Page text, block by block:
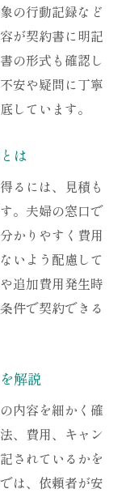
の行動記録など
が契約書に明記
の形式も確認し
安や疑問に丁寧
しています。
は
るには、見積も
。夫婦の窓口で
かりやすく費用
いよう配慮して
追加費用発生時
件で契約できる
解説
内容を細かく確
、費用、キャン
されているかを
は、依頼者が安